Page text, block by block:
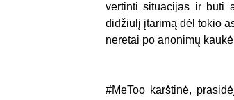
vertinti situacijas ir būti
didžiulį įtarimą dėl tokio
neretai po anonimų
#MeToo karštinė,